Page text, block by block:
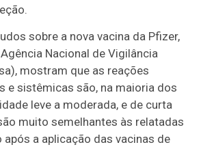
sobre a nova vacina da Pfizer,
Nacional de Vigilância
mostram que as reações
e sistêmicas são, na maioria dos
leve a moderada, e de curta
muito semelhantes às relatadas
após a aplicação das vacinas de